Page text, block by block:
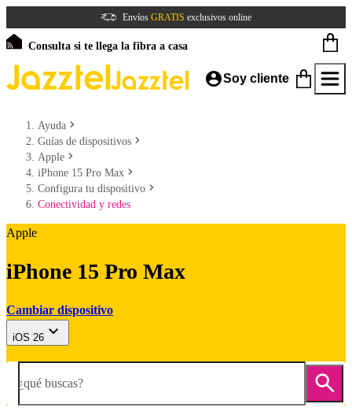
Envíos GRATIS exclusivos online
Consulta si te llega la fibra a casa
Soy cliente
Ayuda
Guías de dispositivos
Apple
iPhone 15 Pro Max
Configura tu dispositivo
Conectividad y redes
Apple
iPhone 15 Pro Max
Cambiar dispositivo
iOS 26
¿qué buscas?